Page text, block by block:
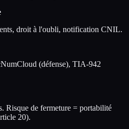
droit à l'oubli, notification CNIL.
(défense), TIA-942
Risque de fermeture = portabilité
20).